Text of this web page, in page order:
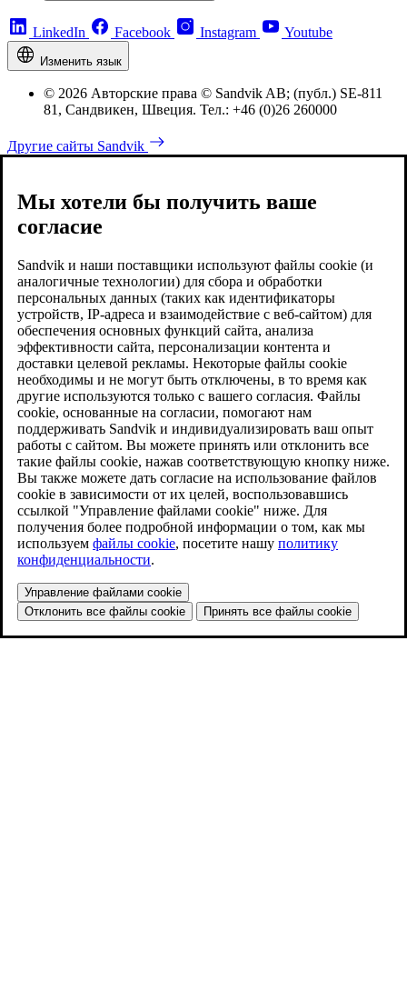
LinkedIn Facebook Instagram Youtube
Изменить язык
© 2026 Авторские права © Sandvik AB; (публ.) SE-811
81, Сандвикен, Швеция. Тел.: +46 (0)26 260000
Другие сайты Sandvik
Мы хотели бы получить ваше
согласие
Sandvik и наши поставщики используют файлы cookie (и
аналогичные технологии) для сбора и обработки
персональных данных (таких как идентификаторы
устройств, IP-адреса и взаимодействие с веб-сайтом) для
обеспечения основных функций сайта, анализа
эффективности сайта, персонализации контента и
доставки целевой рекламы. Некоторые файлы cookie
необходимы и не могут быть отключены, в то время как
другие используются только с вашего согласия. Файлы
cookie, основанные на согласии, помогают нам
поддерживать Sandvik и индивидуализировать ваш опыт
работы с сайтом. Вы можете принять или отклонить все
такие файлы cookie, нажав соответствующую кнопку ниже.
Вы также можете дать согласие на использование файлов
cookie в зависимости от их целей, воспользовавшись
ссылкой "Управление файлами cookie" ниже. Для
получения более подробной информации о том, как мы
используем файлы cookie, посетите нашу политику
конфиденциальности.
Управление файлами cookie
Отклонить все файлы cookie
Принять все файлы cookie